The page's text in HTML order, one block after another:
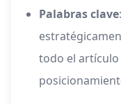
Palabras clave
todo el